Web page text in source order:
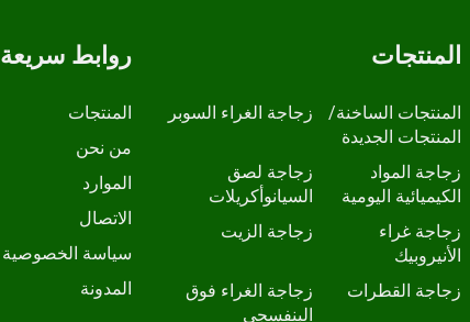
المنتجات
المنتجات الساخنة/
المنتجات الجديدة
زجاجة الغراء السوبر
زجاجة المواد
الكيميائية اليومية
زجاجة لصق
السيانوأكريلات
زجاجة غراء
الأنيروبيك
زجاجة الزيت
زجاجة القطرات
زجاجة الغراء فوق
البنفسجي
روابط سريعة
المنتجات
من نحن
الموارد
الاتصال
سياسة الخصوصية
المدونة